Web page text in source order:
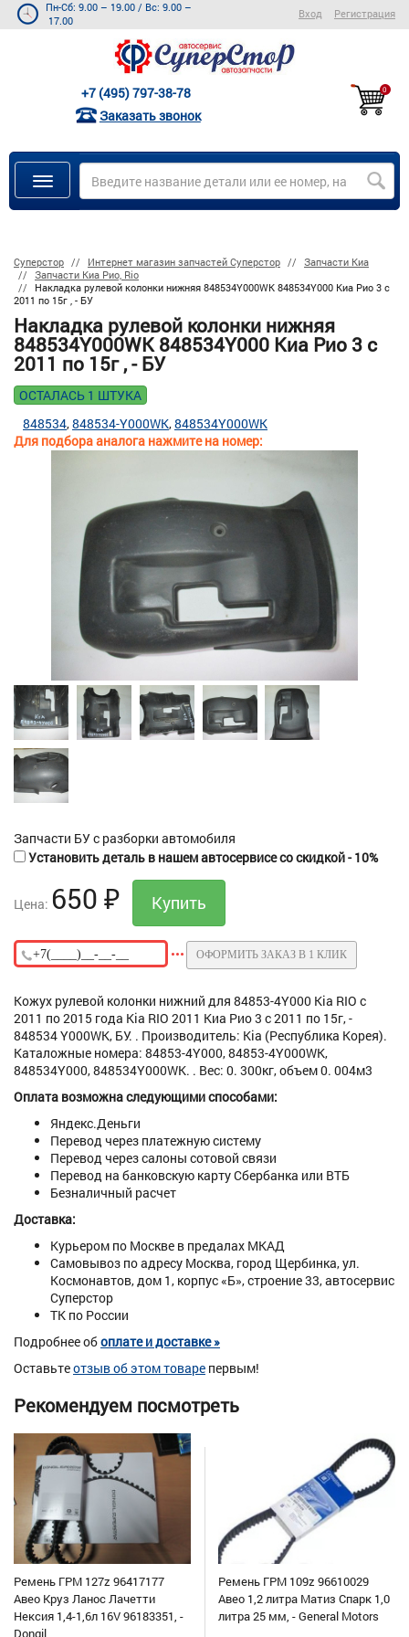
Пн-Сб: 9.00 – 19.00 / Вс: 9.00 –
17.00
Вход Регистрация
+7 (495) 797-38-78
Заказать звонок
0
Суперстор Интернет магазин запчастей Суперстор
Запчасти Киа
Запчасти Киа Рио, Rio
Накладка рулевой колонки нижняя 848534Y000WK 848534Y000 Киа Рио 3 с
2011 по 15г , - БУ
Накладка рулевой колонки нижняя
848534Y000WK 848534Y000 Киа Рио 3 с
2011 по 15г , - БУ
ОСТАЛАСЬ 1 ШТУКА
Для подбора аналога нажмите на номер:
848534 848534-Y000WK 848534Y000WK
Запчасти БУ с разборки автомобиля
Установить деталь в нашем автосервисе со скидкой - 10%
Цена: 650 ₽
ОФОРМИТЬ ЗАКАЗ В 1 КЛИК
Кожух рулевой колонки нижний для 84853-4Y000 Kia RIO с
2011 по 2015 года Kia RIO 2011 Киа Рио 3 с 2011 по 15г, -
848534 Y000WK, БУ. . Производитель: Kia (Республика Корея).
Каталожные номера: 84853-4Y000, 84853-4Y000WK,
848534Y000, 848534Y000WK. . Вес: 0. 300кг, объем 0. 004м3
Оплата возможна следующими способами:
Яндекс.Деньги
Перевод через платежную систему
Перевод через салоны сотовой связи
Перевод на банковскую карту Сбербанка или ВТБ
Безналичный расчет
Доставка:
Курьером по Москве в предалах МКАД
Самовывоз по адресу Москва, город Щербинка, ул.
Космонавтов, дом 1, корпус «Б», строение 33, автосервис
Суперстор
ТК по России
Подробнее обоплате и доставке »
Оставьтеотзыв об этом товаре первым!
Рекомендуем посмотреть
Ремень ГРМ 127z 96417177
Авео Круз Ланос Лачетти
Нексия 1,4-1,6л 16V 96183351, -
Dongil
Ремень ГРМ 109z 96610029
Авео 1,2 литра Матиз Спарк 1,0
литра 25 мм, - General Motors